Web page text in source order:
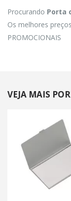
Procurando Porta
Os melhores
PROMOCIONAIS
VEJA MAIS